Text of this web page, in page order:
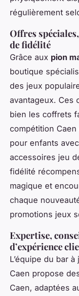
régulièrement
Offres
de fidélité
Grâce aux pion
boutique
des jeux
avantageux. Ces
bien les coffrets
compétition
pour enfants
accessoires jeu
fidélité
magique et
chaque
promotions jeux
Expertise,
d’expérience
L’équipe du bar
Caen propose
Caen, adaptées